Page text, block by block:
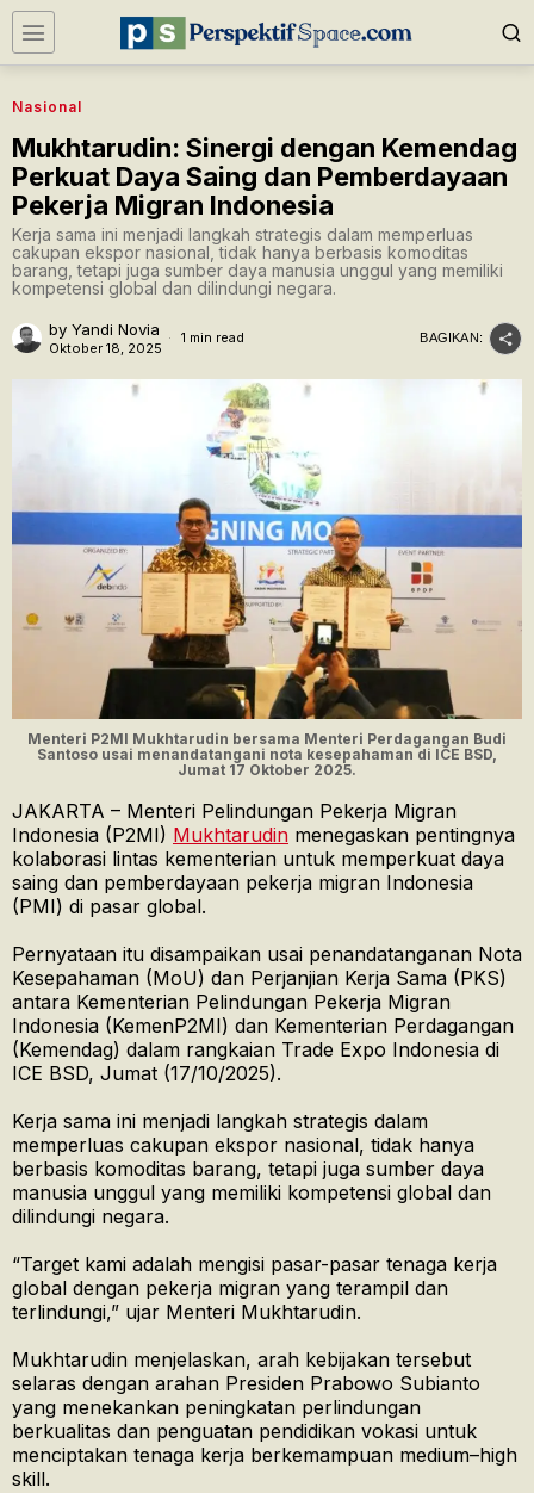
Nasional
Mukhtarudin: Sinergi dengan Kemendag
Perkuat Daya Saing dan Pemberdayaan
Pekerja Migran Indonesia
Kerja sama ini menjadi langkah strategis dalam memperluas
cakupan ekspor nasional, tidak hanya berbasis komoditas
barang, tetapi juga sumber daya manusia unggul yang memiliki
kompetensi global dan dilindungi negara.
by Yandi Novia
Oktober 18, 2025
1 min read BAGIKAN:
Menteri P2MI Mukhtarudin bersama Menteri Perdagangan Budi
Santoso usai menandatangani nota kesepahaman di ICE BSD,
Jumat 17 Oktober 2025.
JAKARTA – Menteri Pelindungan Pekerja Migran
Indonesia (P2MI) Mukhtarudin menegaskan pentingnya
kolaborasi lintas kementerian untuk memperkuat daya
saing dan pemberdayaan pekerja migran Indonesia
(PMI) di pasar global.
Pernyataan itu disampaikan usai penandatanganan Nota
Kesepahaman (MoU) dan Perjanjian Kerja Sama (PKS)
antara Kementerian Pelindungan Pekerja Migran
Indonesia (KemenP2MI) dan Kementerian Perdagangan
(Kemendag) dalam rangkaian Trade Expo Indonesia di
ICE BSD, Jumat (17/10/2025).
Kerja sama ini menjadi langkah strategis dalam
memperluas cakupan ekspor nasional, tidak hanya
berbasis komoditas barang, tetapi juga sumber daya
manusia unggul yang memiliki kompetensi global dan
dilindungi negara.
“Target kami adalah mengisi pasar-pasar tenaga kerja
global dengan pekerja migran yang terampil dan
terlindungi,” ujar Menteri Mukhtarudin.
Mukhtarudin menjelaskan, arah kebijakan tersebut
selaras dengan arahan Presiden Prabowo Subianto
yang menekankan peningkatan perlindungan
berkualitas dan penguatan pendidikan vokasi untuk
menciptakan tenaga kerja berkemampuan medium–high
skill.